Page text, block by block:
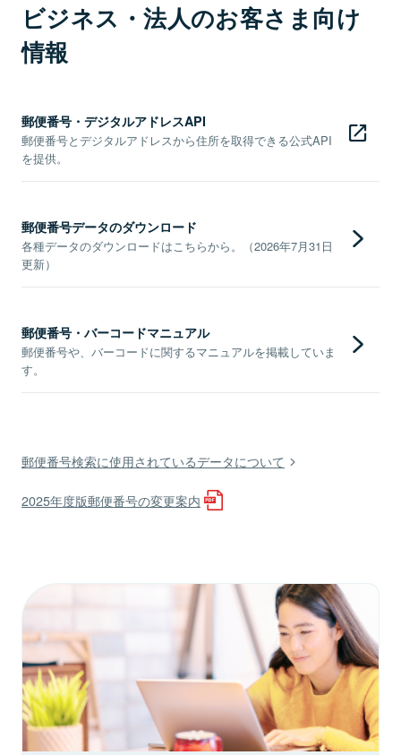
ビジネス・法人のお客さま向け
情報
郵便番号・デジタルアドレスAPI
郵便番号とデジタルアドレスから住所を取得できる公式API
を提供。
郵便番号データのダウンロード
各種データのダウンロードはこちらから。（2026年7月31日
更新）
郵便番号・バーコードマニュアル
郵便番号や、バーコードに関するマニュアルを掲載していま
す。
郵便番号検索に使用されているデータについて
2025年度版郵便番号の変更案内